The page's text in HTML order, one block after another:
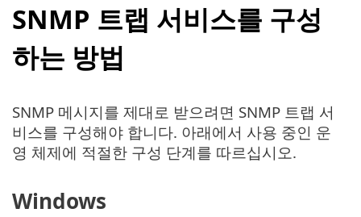
SNMP 트랩 서비스를 구성
하는 방법
SNMP 메시지를 제대로 받으려면 SNMP 트랩 서
비스를 구성해야 합니다. 아래에서 사용 중인 운
영 체제에 적절한 구성 단계를 따르십시오.
Windows